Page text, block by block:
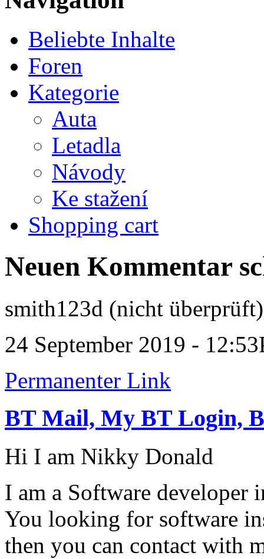
Beliebte Inhalte
Foren
Kategorie
Auta
Letadla
Návody
Ke stažení
Shopping cart
Neuen Kommentar
smith123d (nicht überprüft)
24 September 2019 -
Permanenter Link
BT Mail, My BT Login,
Hi I am Nikky Donald
I am a Software developer
You looking for software
then you can contact with